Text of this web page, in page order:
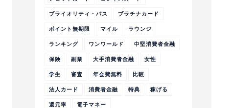
プライオリティ・パス プラチナカード
ポイント無期限 マイル ラウンジ
ランキング ワンワールド 中堅消費者金融
保険 副業 大手消費者金融 女性
学生 審査 年会費無料 比較
法人カード 消費者金融 特典 稼げる
還元率 電子マネー